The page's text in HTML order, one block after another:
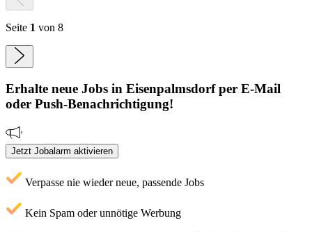
Seite 1 von 8
Erhalte neue Jobs in Eisenpalmsdorfper E-Mail
oder Push-Benachrichtigung!
Jetzt Jobalarm aktivieren
Verpasse nie wieder neue, passende Jobs
Kein Spam oder unnötige Werbung